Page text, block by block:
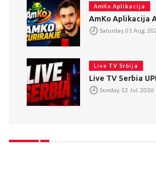
AmKo Aplikacija
AmKo Aplikacija
Saturday, 01 Aug,
Live TV Srbija
Live TV Serbia
Sunday, 12 Jul, 2026